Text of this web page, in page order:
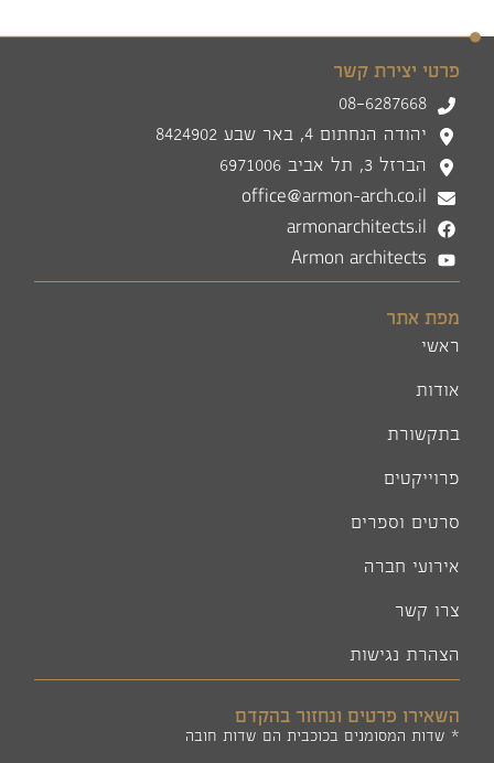
פרטי יצירת קשר
08-6287668
יהודה הנחתום 4, באר שבע 8424902
הברזל 3, תל אביב 6971006
office@armon-arch.co.il
armonarchitects.il
Armon architects
מפת אתר
ראשי
אודות
בתקשורת
פרוייקטים
סרטים וספרים
אירועי חברה
צרו קשר
הצהרת נגישות
השאירו פרטים ונחזור בהקדם
* שדות המסומנים בכוכבית הם שדות חובה